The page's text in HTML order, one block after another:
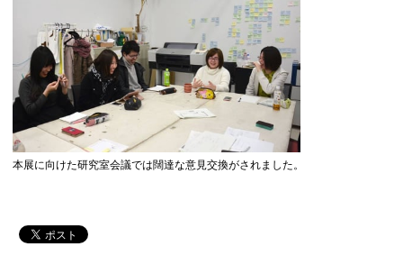
本展に向けた研究室会議では闊達な意見交換がされました。